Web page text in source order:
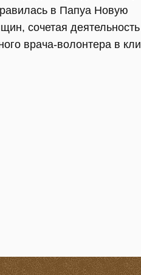
в Папуа Новую
сочетая деятельность
врача-волонтера в